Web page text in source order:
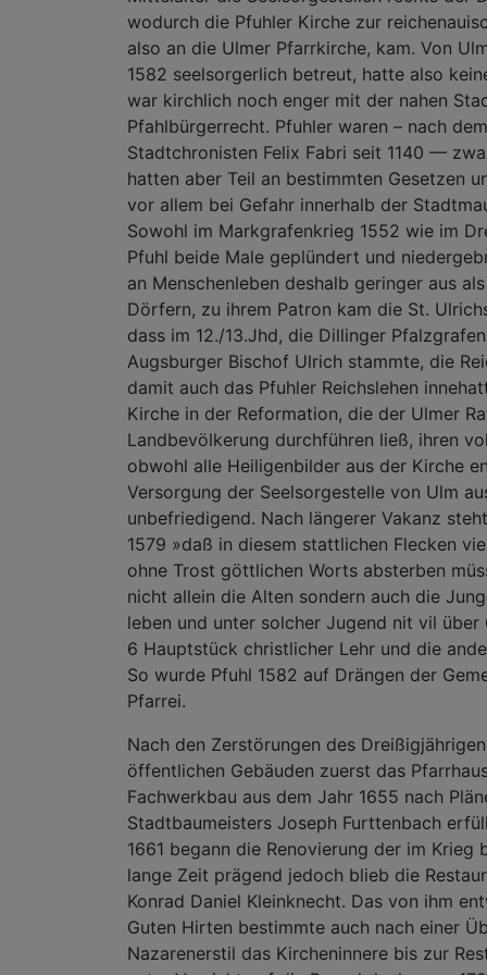
wodurch die Pfuhler Kirche zur
also an die Ulmer Pfarrkirche, kam. Von
1582 seelsorgerlich betreut, hatte also
war kirchlich noch enger mit der nahen
Pfahlbürgerrecht. Pfuhler waren – nach
Stadtchronisten Felix Fabri seit 1140 —
hatten aber Teil an bestimmten Gesetzen
vor allem bei Gefahr innerhalb der
Sowohl im Markgrafenkrieg 1552 wie im
Pfuhl beide Male geplündert und
an Menschenleben deshalb geringer aus
Dörfern, zu ihrem Patron kam die St.
dass im 12./13.Jhd, die Dillinger
Augsburger Bischof Ulrich stammte, die
damit auch das Pfuhler Reichslehen
Kirche in der Reformation, die der Ulmer
Landbevölkerung durchführen ließ, ihren
obwohl alle Heiligenbilder aus der Kirche
Versorgung der Seelsorgestelle von Ulm
unbefriedigend. Nach längerer Vakanz
1579 »daß in diesem stattlichen Flecken
ohne Trost göttlichen Worts absterben
nicht allein die Alten sondern auch die
leben und unter solcher Jugend nit vil über
6 Hauptstück christlicher Lehr und die
So wurde Pfuhl 1582 auf Drängen der
Pfarrei.
Nach den Zerstörungen des
öffentlichen Gebäuden zuerst das
Fachwerkbau aus dem Jahr 1655 nach
Stadtbaumeisters Joseph Furttenbach
1661 begann die Renovierung der im Krieg
lange Zeit prägend jedoch blieb die
Konrad Daniel Kleinknecht. Das von ihm
Guten Hirten bestimmte auch nach einer
Nazarenerstil das Kircheninnere bis zur